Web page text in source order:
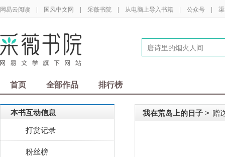
网易云阅读 | 国风中文网 | 采薇书院 | 从电脑上导入书籍 | 公众号 |
首页 全部作品 排行榜
本书互动信息
打赏记录
粉丝榜
我在荒岛上的日子 > 赠